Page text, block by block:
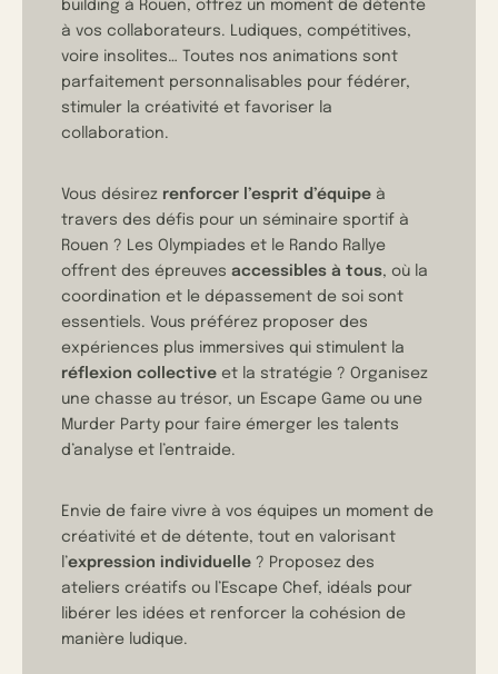
building à Rouen, offrez un moment de détente
à vos collaborateurs. Ludiques, compétitives,
voire insolites… Toutes nos animations sont
parfaitement personnalisables pour fédérer,
stimuler la créativité et favoriser la
collaboration.
Vous désirez renforcer l’esprit d’équipe à
travers des défis pour un séminaire sportif à
Rouen ? Les Olympiades et le Rando Rallye
offrent des épreuves accessibles à tous, où la
coordination et le dépassement de soi sont
essentiels. Vous préférez proposer des
expériences plus immersives qui stimulent la
réflexion collective et la stratégie ? Organisez
une chasse au trésor, un Escape Game ou une
Murder Party pour faire émerger les talents
d’analyse et l’entraide.
Envie de faire vivre à vos équipes un moment de
créativité et de détente, tout en valorisant
l’expression individuelle ? Proposez des
ateliers créatifs ou l’Escape Chef, idéals pour
libérer les idées et renforcer la cohésion de
manière ludique.